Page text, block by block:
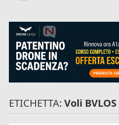
ETICHETTA:Voli BVLOS